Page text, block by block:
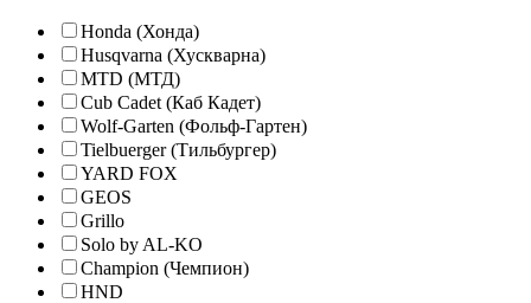
Honda (Хонда)
Husqvarna (Хускварна)
MTD (МТД)
Cub Cadet (Кaб Кадет)
Wolf-Garten (Фольф-Гартен)
Tielbuerger (Тильбургер)
YARD FOX
GEOS
Grillo
Solo by AL-KO
Champion (Чемпион)
HND